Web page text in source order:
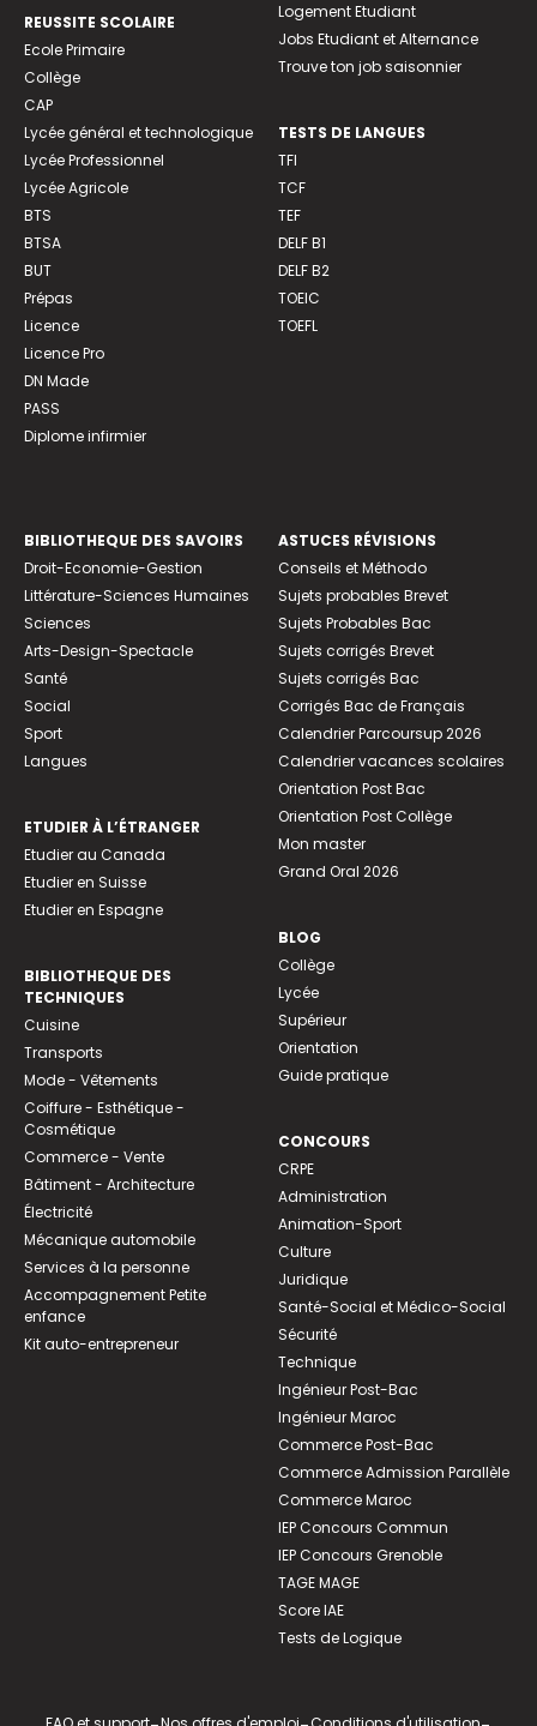
REUSSITE SCOLAIRE
Ecole Primaire
Collège
CAP
Lycée général et technologique
Lycée Professionnel
Lycée Agricole
BTS
BTSA
BUT
Prépas
Licence
Licence Pro
DN Made
PASS
Diplome infirmier
Logement Etudiant
Jobs Etudiant et Alternance
Trouve ton job saisonnier
TESTS DE LANGUES
TFI
TCF
TEF
DELF B1
DELF B2
TOEIC
TOEFL
BIBLIOTHEQUE DES SAVOIRS
Droit-Economie-Gestion
Littérature-Sciences Humaines
Sciences
Arts-Design-Spectacle
Santé
Social
Sport
Langues
ETUDIER À L’ÉTRANGER
Etudier au Canada
Etudier en Suisse
Etudier en Espagne
BIBLIOTHEQUE DES
TECHNIQUES
Cuisine
Transports
Mode - Vêtements
Coiffure - Esthétique -
Cosmétique
Commerce - Vente
Bâtiment - Architecture
Électricité
Mécanique automobile
Services à la personne
Accompagnement Petite
enfance
Kit auto-entrepreneur
ASTUCES RÉVISIONS
Conseils et Méthodo
Sujets probables Brevet
Sujets Probables Bac
Sujets corrigés Brevet
Sujets corrigés Bac
Corrigés Bac de Français
Calendrier Parcoursup 2026
Calendrier vacances scolaires
Orientation Post Bac
Orientation Post Collège
Mon master
Grand Oral 2026
BLOG
Collège
Lycée
Supérieur
Orientation
Guide pratique
CONCOURS
CRPE
Administration
Animation-Sport
Culture
Juridique
Santé-Social et Médico-Social
Sécurité
Technique
Ingénieur Post-Bac
Ingénieur Maroc
Commerce Post-Bac
Commerce Admission Parallèle
Commerce Maroc
IEP Concours Commun
IEP Concours Grenoble
TAGE MAGE
Score IAE
Tests de Logique